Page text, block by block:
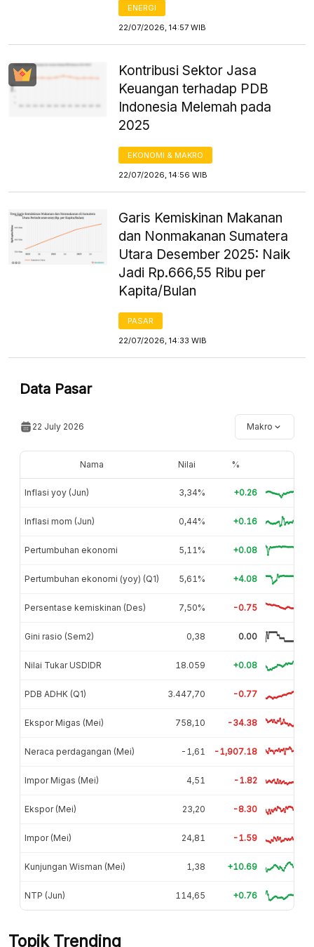
ENERGI
22/07/2026, 14:57 WIB
Kontribusi Sektor Jasa
Keuangan terhadap PDB
Indonesia Melemah pada
2025
EKONOMI & MAKRO
22/07/2026, 14:56 WIB
Garis Kemiskinan Makanan
dan Nonmakanan Sumatera
Utara Desember 2025: Naik
Jadi Rp.666,55 Ribu per
Kapita/Bulan
PASAR
22/07/2026, 14:33 WIB
Data Pasar
22 July 2026 Makro
Nama Nilai %
Inflasi yoy (Jun) 3,34% +0.26
Inflasi mom (Jun) 0,44% +0.16
Pertumbuhan ekonomi 5,11% +0.08
Pertumbuhan ekonomi (yoy) (Q1) 5,61% +4.08
Persentase kemiskinan (Des) 7,50% -0.75
Gini rasio (Sem2) 0,38 0.00
Nilai Tukar USDIDR 18.059 +0.08
PDB ADHK (Q1) 3.447,70 -0.77
Ekspor Migas (Mei) 758,10 -34.38
Neraca perdagangan (Mei) -1,61 -1,907.18
Impor Migas (Mei) 4,51 -1.82
Ekspor (Mei) 23,20 -8.30
Impor (Mei) 24,81 -1.59
Kunjungan Wisman (Mei) 1,38 +10.69
NTP (Jun) 114,65 +0.76
Topik Trending